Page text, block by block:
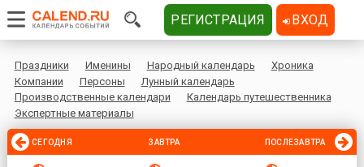
Праздники Именины Народный календарь
Хроника
Компании
Персоны
Лунный календарь
Производственные календари
Календарь путешественника
Экспертные материалы
СЕГОДНЯ ЗАВТРА ПОСЛЕЗАВТРА
РЕГИСТРАЦИЯ ВХОД